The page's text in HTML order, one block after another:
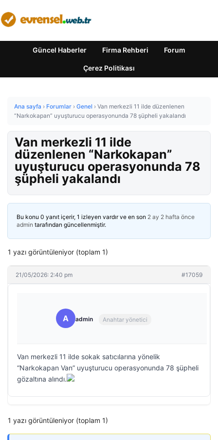
Güncel Haberler Firma Rehberi Forum
Çerez Politikası
Ana sayfa › Forumlar › Genel › Van merkezli 11 ilde düzenlenen
“Narkokapan” uyuşturucu operasyonunda 78 şüpheli yakalandı
Van merkezli 11 ilde
düzenlenen “Narkokapan”
uyuşturucu operasyonunda 78
şüpheli yakalandı
Bu konu 0 yanıt içerir, 1 izleyen vardır ve en son 2 ay 2 hafta önce
admin tarafından güncellenmiştir.
1 yazı görüntüleniyor (toplam 1)
21/05/2026: 2:40 pm #17059
A admin Anahtar yönetici
Van merkezli 11 ilde sokak satıcılarına yönelik
“Narkokapan Van” uyuşturucu operasyonunda 78 şüpheli
gözaltına alındı.
1 yazı görüntüleniyor (toplam 1)